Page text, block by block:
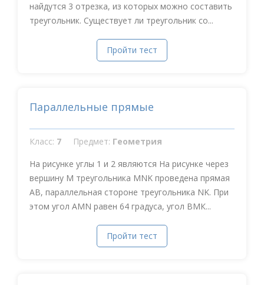
найдутся 3 отрезка, из которых можно составить
треугольник. Существует ли треугольник со...
Пройти тест
Параллельные прямые
Класс: 7 Предмет: Геометрия
На рисунке углы 1 и 2 являются На рисунке через
вершину М треугольника MNK проведена прямая
АВ, параллельная стороне треугольника NK. При
этом угол АMN равен 64 градуса, угол ВМК...
Пройти тест